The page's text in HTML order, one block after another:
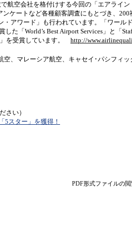
航空会社を格付けする今回の「エアライ
ンケートなど各種顧客調査にもとづき、
・アワード」も行われています。「ワール
た「World’s Best Airport Services」と「
を受賞しています。 http://
空、マレーシア航空、キャセイ･パシフィ
さい）
5スター」を獲得！
PDF形式ファイルの